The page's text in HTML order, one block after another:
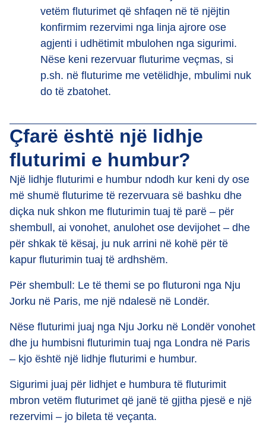
vetëm fluturimet që shfaqen në të njëjtin
konfirmim rezervimi nga linja ajrore ose
agjenti i udhëtimit mbulohen nga sigurimi.
Nëse keni rezervuar fluturime veçmas, si
p.sh. në fluturime me vetëlidhje, mbulimi nuk
do të zbatohet.
Çfarë është një lidhje
fluturimi e humbur?
Një lidhje fluturimi e humbur ndodh kur keni dy ose
më shumë fluturime të rezervuara së bashku dhe
diçka nuk shkon me fluturimin tuaj të parë – për
shembull, ai vonohet, anulohet ose devijohet – dhe
për shkak të kësaj, ju nuk arrini në kohë për të
kapur fluturimin tuaj të ardhshëm.
Për shembull: Le të themi se po fluturoni nga Nju
Jorku në Paris, me një ndalesë në Londër.
Nëse fluturimi juaj nga Nju Jorku në Londër vonohet
dhe ju humbisni fluturimin tuaj nga Londra në Paris
– kjo është një lidhje fluturimi e humbur.
Sigurimi juaj për lidhjet e humbura të fluturimit
mbron vetëm fluturimet që janë të gjitha pjesë e një
rezervimi – jo bileta të veçanta.